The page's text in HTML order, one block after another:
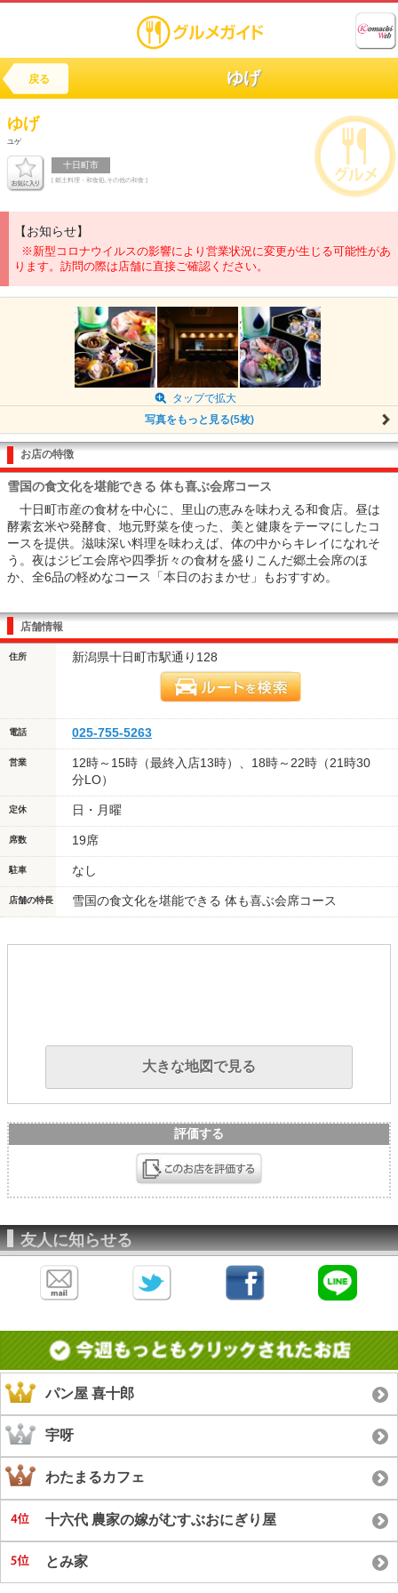
戻る ゆげ
ゆげ
ユゲ
十日町市
[ 郷土料理・和食処,その他の和食 ]
【お知らせ】
※新型コロナウイルスの影響により営業状況に変更が生じる可能性があ
ります。訪問の際は店舗に直接ご確認ください。
タップで拡大
写真をもっと見る(5枚)
お店の特徴
雪国の食文化を堪能できる 体も喜ぶ会席コース
十日町市産の食材を中心に、里山の恵みを味わえる和食店。昼は
酵素玄米や発酵食、地元野菜を使った、美と健康をテーマにしたコ
ースを提供。滋味深い料理を味わえば、体の中からキレイになれそ
う。夜はジビエ会席や四季折々の食材を盛りこんだ郷土会席のほ
か、全6品の軽めなコース「本日のおまかせ」もおすすめ。
店舗情報
住所 新潟県十日町市駅通り128
電話 025-755-5263
営業
12時～15時（最終入店13時）、18時～22時（21時30
分LO）
定休 日・月曜
席数 19席
駐車 なし
店舗の特長 雪国の食文化を堪能できる 体も喜ぶ会席コース
大きな地図で見る
評価する
友人に知らせる
パン屋 喜十郎
宇呀
わたまるカフェ
十六代 農家の嫁がむすぶおにぎり屋
とみ家